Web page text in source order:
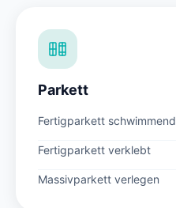
Parkett
Fertigparkett schwimmend
Fertigparkett verklebt
Massivparkett verlegen